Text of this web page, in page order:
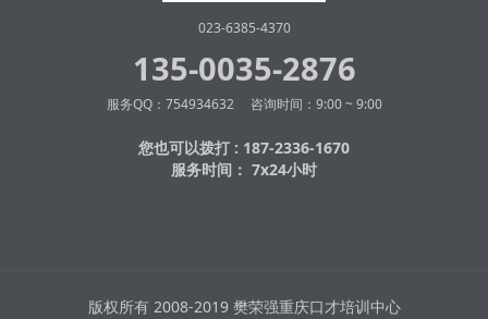
023-6385-4370
135-0035-2876
服务QQ：754934632 咨询时间：9:00 ~ 9:00
您也可以拨打 : 187-2336-1670
服务时间： 7x24小时
版权所有 2008-2019 樊荣强重庆口才培训中心